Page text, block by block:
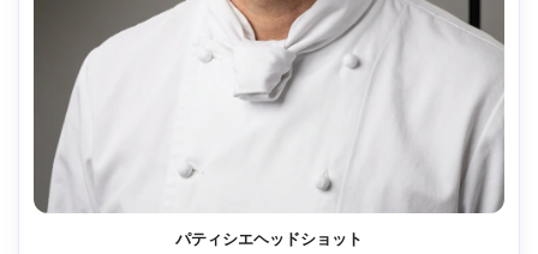
パティシエヘッドショット